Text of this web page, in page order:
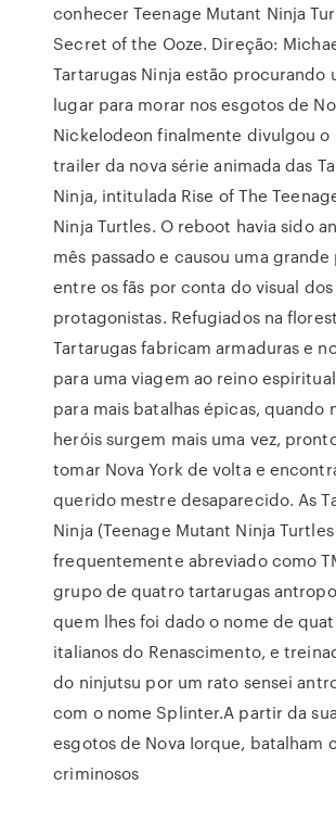
conhecer Teenage Mutant Ninja
Secret of the Ooze. Direção:
Tartarugas Ninja estão procurando
lugar para morar nos esgotos de
Nickelodeon finalmente divulgou
trailer da nova série animada das
Ninja, intitulada Rise of The
Ninja Turtles. O reboot havia sido
mês passado e causou uma
entre os fãs por conta do visual dos
protagonistas. Refugiados na
Tartarugas fabricam armaduras e
para uma viagem ao reino
para mais batalhas épicas, quando
heróis surgem mais uma vez,
tomar Nova York de volta e
querido mestre desaparecido. As
Ninja (Teenage Mutant Ninja
frequentemente abreviado como
grupo de quatro tartarugas
quem lhes foi dado o nome de
italianos do Renascimento, e
do ninjutsu por um rato sensei
com o nome Splinter.A partir da
esgotos de Nova Iorque, batalham
criminosos